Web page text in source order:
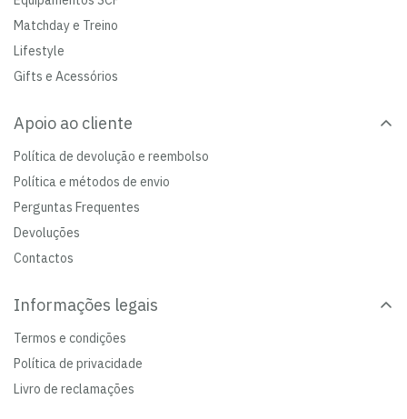
Matchday e Treino
Lifestyle
Gifts e Acessórios
Apoio ao cliente
Política de devolução e reembolso
Política e métodos de envio
Perguntas Frequentes
Devoluções
Contactos
Informações legais
Termos e condições
Política de privacidade
Livro de reclamações